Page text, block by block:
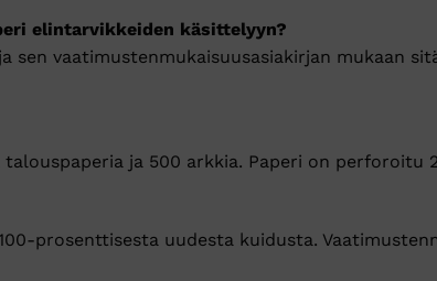
elintarvikkeiden käsittelyyn?
vaatimustenmukaisuusasiakirjan mukaan
ja 500 arkkia. Paperi on perforoitu
prosenttisesta uudesta kuidusta.